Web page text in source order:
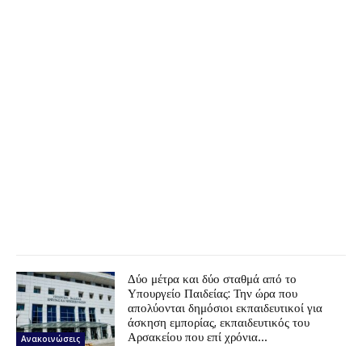
Ανακοινώσεις
Δύο μέτρα και δύο σταθμά από το
Υπουργείο Παιδείας: Την ώρα που
απολύονται δημόσιοι εκπαιδευτικοί για
άσκηση εμπορίας, εκπαιδευτικός του
Αρσακείου που επί χρόνια...